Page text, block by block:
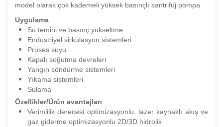
model olarak çok kademeli yüksek basınçlı santrifüj pompa
Uygulama
Su temini ve basınç yükseltme
Endüstriyel sirkülasyon sistemleri
Proses suyu
Kapalı soğutma devreleri
Yangın söndürme sistemleri
Yıkama sistemleri
Sulama
Özellikler/Ürün avantajları
Verimlilik derecesi optimizasyonlu, lazer kaynaklı akış ve
gaz giderme optimizasyonlu 2D/3D hidrolik